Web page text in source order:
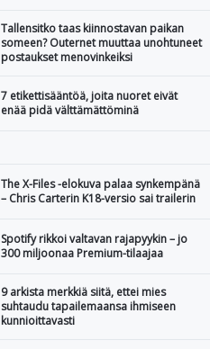
Tallensitko taas kiinnostavan paikan
someen? Outernet muuttaa unohtuneet
postaukset menovinkeiksi
7 etikettisääntöä, joita nuoret eivät
enää pidä välttämättöminä
The X-Files -elokuva palaa synkempänä
– Chris Carterin K18-versio sai trailerin
Spotify rikkoi valtavan rajapyykin – jo
300 miljoonaa Premium-tilaajaa
9 arkista merkkiä siitä, ettei mies
suhtaudu tapailemaansa ihmiseen
kunnioittavasti